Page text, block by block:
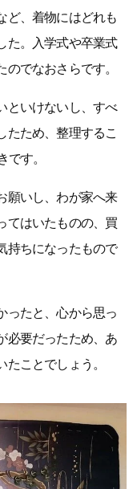
ど、着物にはどれも
た。入学式や卒業式
でなおさらです。
といけないし、すべ
たため、整理するこ
です。
願いし、わが家へ来
てはいたものの、買
持ちになったもので
ったと、心から思っ
必要だったため、あ
ことでしょう。